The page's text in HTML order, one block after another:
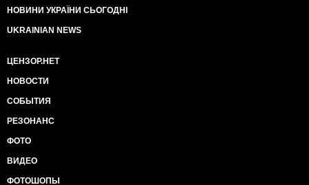
НОВИНИ УКРАЇНИ СЬОГОДНІ
UKRAINIAN NEWS
ЦЕНЗОР.НЕТ
НОВОСТИ
СОБЫТИЯ
РЕЗОНАНС
ФОТО
ВИДЕО
ФОТОШОПЫ